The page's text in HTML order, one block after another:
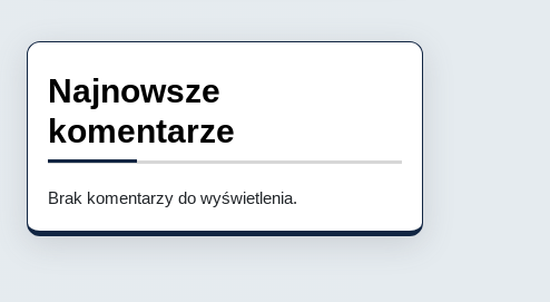
Najnowsze
komentarze
Brak komentarzy do wyświetlenia.